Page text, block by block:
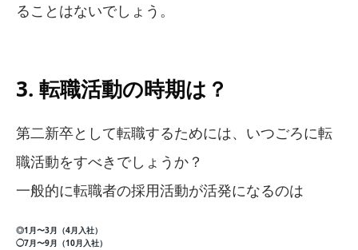
ることはないでしょう。
3. 転職活動の時期は？
第二新卒として転職するためには、いつごろに転
職活動をすべきでしょうか？
一般的に転職者の採用活動が活発になるのは
◎1月〜3月（4月入社）
◯7月〜9月（10月入社）